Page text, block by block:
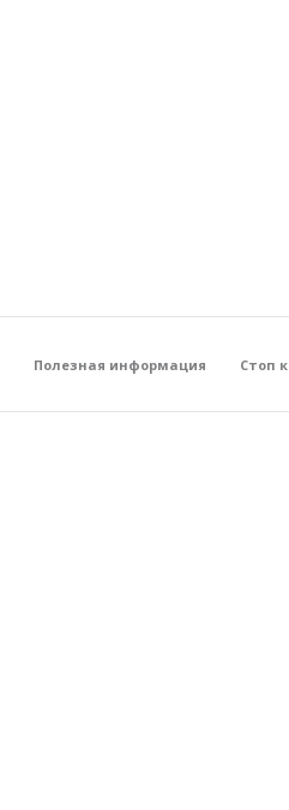
Полезная информация Стоп